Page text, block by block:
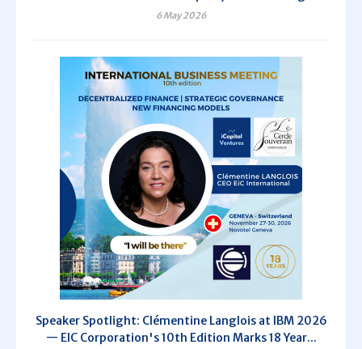
6 May 2026
Speaker Spotlight: Clémentine Langlois at IBM 2026
— EIC Corporation's 10th Edition Marks 18 Year...